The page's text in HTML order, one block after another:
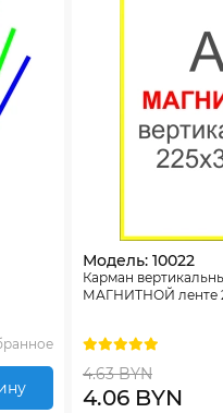
Модель: 10022
Карман
МАГНИТНОЙ ленте
4.63 BYN
4.06 BYN